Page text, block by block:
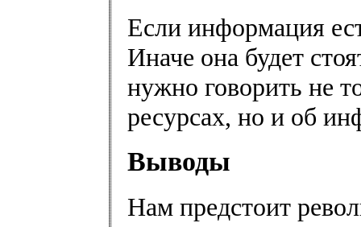
Если информация
Иначе она будет
нужно говорить не
ресурсах, но и об
Выводы
Нам предстоит